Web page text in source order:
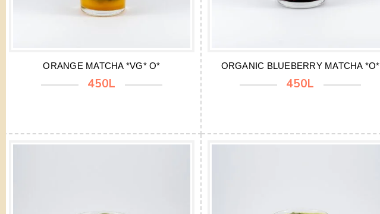
ORANGE MATCHA *VG* O*
450L
ORGANIC BLUEBERRY MATCHA *O*
450L